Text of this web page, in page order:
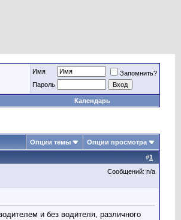
Имя
Запомнить?
Пароль
Календарь
Опции темы Опции просмотра
#1
Сообщений: n/a
и без водителя, различного